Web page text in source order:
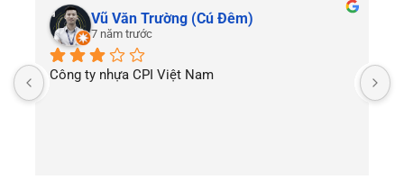
Vũ Văn Trường (Cú Đêm)
7 năm trước
Công ty nhựa CPI Việt Nam